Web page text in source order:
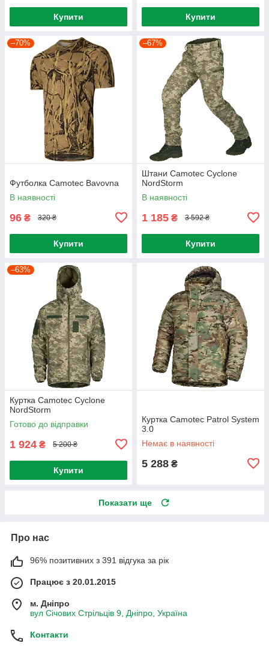
Купити Купити
–70%
Футболка Camotec Bavovna
В наявності
96 ₴ 320 ₴
Купити
–67%
Штани Camotec Cyclone
NordStorm
В наявності
1 185 ₴ 3 592 ₴
Купити
–63%
Куртка Camotec Cyclone
NordStorm
Готово до відправки
1 924 ₴ 5 200 ₴
Купити
Куртка Camotec Patrol System
3.0
Немає в наявності
5 288 ₴
Показати ще
Про нас
96% позитивних з 391 відгука за рік
Працює з 20.01.2015
м. Дніпро
вул Січових Стрільців 9, Дніпро, Україна
Контакти